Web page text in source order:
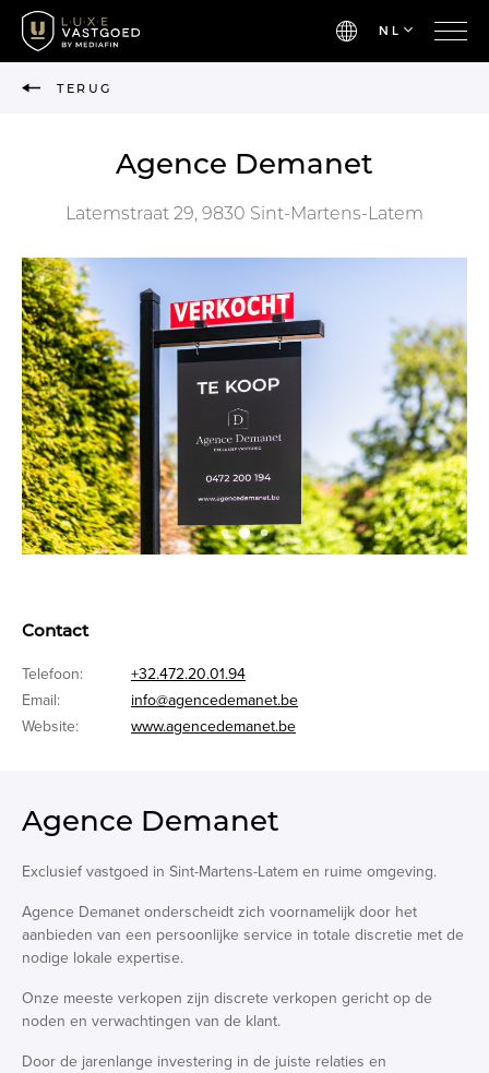
NL
TERUG
Agence Demanet
Latemstraat 29, 9830 Sint-Martens-Latem
Contact
Telefoon:
+32.472.20.01.94
Email:
info@agencedemanet.be
Website:
www.agencedemanet.be
Agence Demanet
Exclusief vastgoed in Sint-Martens-Latem en ruime omgeving.
Agence Demanet onderscheidt zich voornamelijk door het
aanbieden van een persoonlijke service in totale discretie met de
nodige lokale expertise.
Onze meeste verkopen zijn discrete verkopen gericht op de
noden en verwachtingen van de klant.
Door de jarenlange investering in de juiste relaties en